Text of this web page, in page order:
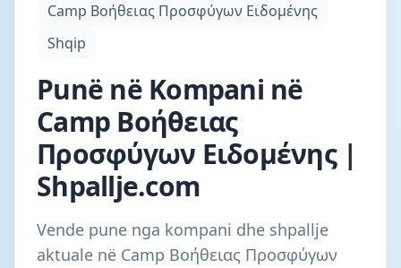
Camp Βοήθειας Προσφύγων Ειδoμένης
Shqip
Punë në Kompani në
Camp Βοήθειας
Προσφύγων Ειδoμένης |
Shpallje.com
Vende pune nga kompani dhe shpallje
aktuale në Camp Βοήθειας Προσφύγων